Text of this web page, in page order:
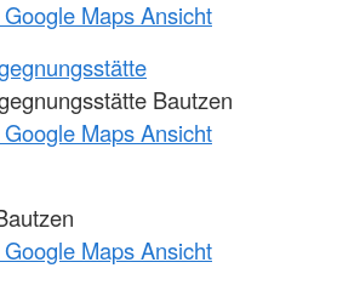
Maps Ansicht
Bautzen
Maps Ansicht
Maps Ansicht